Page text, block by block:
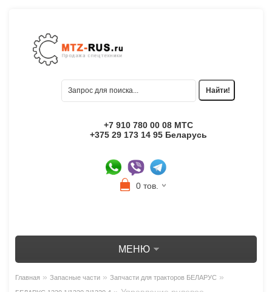
+7 910 780 00 08 МТС
+375 29 173 14 95 Беларусь
0 тов.
МЕНЮ
Главная » Запасные части » Запчасти для тракторов БЕЛАРУС »